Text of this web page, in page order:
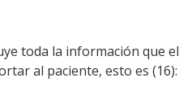
toda la información que el
al paciente, esto es (16):